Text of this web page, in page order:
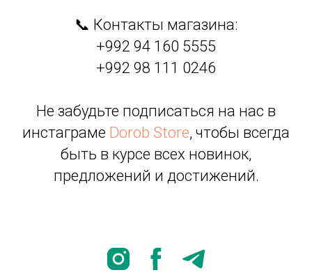
📞 Контакты магазина:
+992 94 160 5555
+992 98 111 0246
Не забудьте подписаться на нас в
инстаграме Dorob Store, чтобы всегда
быть в курсе всех новинок,
предложений и достижений.